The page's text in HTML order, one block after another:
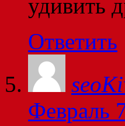
удивить
Ответить
Февраль